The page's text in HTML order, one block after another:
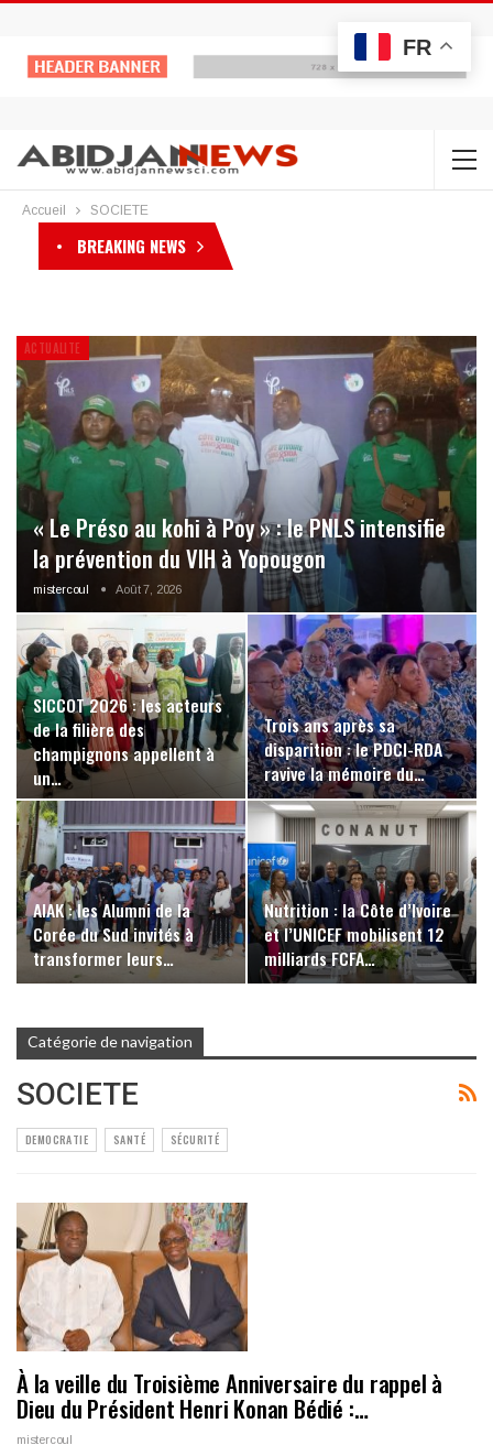
Accueil SOCIETE
BREAKING NEWS
ACTUALITE
« Le Préso au kohi à Poy » : le PNLS intensifie
la prévention du VIH à Yopougon
mistercoul Août 7, 2026
SICCOT 2026 : les acteurs
de la filière des
champignons appellent à
un…
Trois ans après sa
disparition : le PDCI-RDA
ravive la mémoire du…
AIAK : les Alumni de la
Corée du Sud invités à
transformer leurs…
Nutrition : la Côte d’Ivoire
et l’UNICEF mobilisent 12
milliards FCFA…
Catégorie de navigation
SOCIETE
DEMOCRATIE SANTÉ SÉCURITÉ
À la veille du Troisième Anniversaire du rappel à
Dieu du Président Henri Konan Bédié :…
mistercoul
FR